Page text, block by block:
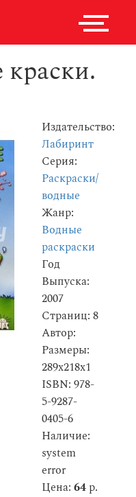
Издательство:
Лабиринт
Серия:
Раскраски/
водные
Жанр:
Водные
раскраски
Год
Выпуска:
2007
Страниц: 8
Автор:
Размеры:
289x218x1
ISBN: 978-
5-9287-
0405-6
Наличие:
system
error
Цена: 64 р.